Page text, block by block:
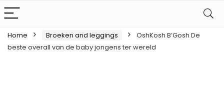
Home Broeken and leggings
OshKosh B’Gosh De
beste overall van de baby jongens ter wereld